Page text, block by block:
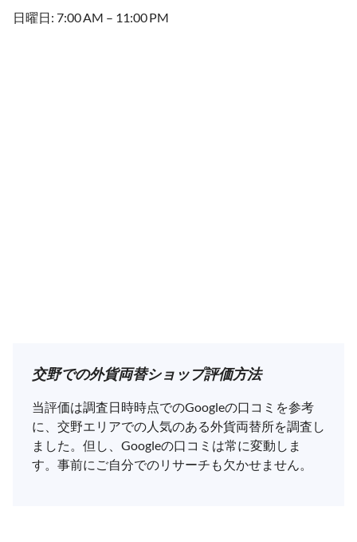
日曜日: 7:00 AM – 11:00 PM
交野での外貨両替ショップ評価方法
当評価は調査日時時点でのGoogleの口コミを参考
に、交野エリアでの人気のある外貨両替所を調査し
ました。但し、Googleの口コミは常に変動しま
す。事前にご自分でのリサーチも欠かせません。